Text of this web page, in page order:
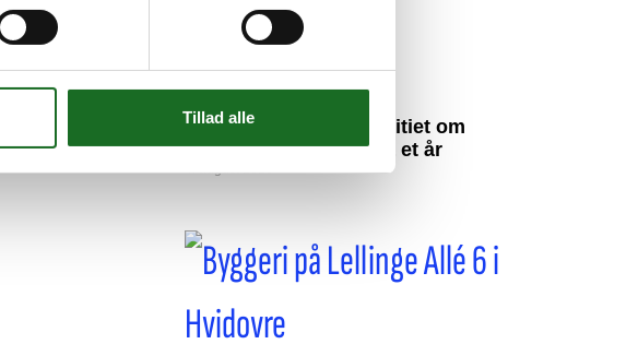
Tillad alle
190 anmeldelser til politiet om
nabostøj i Hvidovre på et år
4. august 2026